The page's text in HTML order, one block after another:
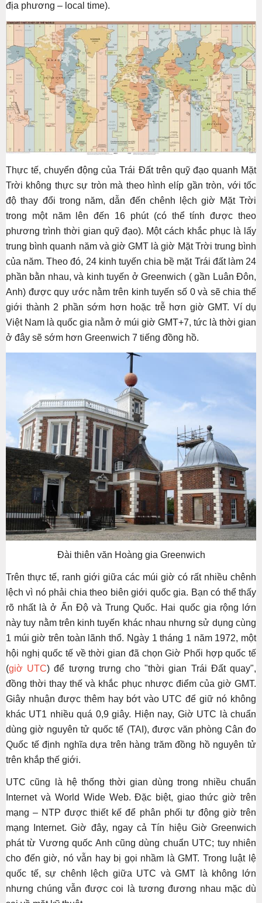
địa phương – local time).
Thực tế, chuyển động của Trái Đất trên quỹ đạo quanh Mặt
Trời không thực sự tròn mà theo hình elíp gần tròn, với tốc
độ thay đổi trong năm, dẫn đến chênh lệch giờ Mặt Trời
trong một năm lên đến 16 phút (có thể tính được theo
phương trình thời gian quỹ đạo). Một cách khắc phục là lấy
trung bình quanh năm và giờ GMT là giờ Mặt Trời trung bình
của năm. Theo đó, 24 kinh tuyến chia bề mặt Trái đất làm 24
phần bằn nhau, và kinh tuyến ở Greenwich ( gần Luân Đôn,
Anh) được quy ước nằm trên kinh tuyến số 0 và sẽ chia thế
giới thành 2 phần sớm hơn hoặc trễ hơn giờ GMT. Ví dụ
Việt Nam là quốc gia nằm ở múi giờ GMT+7, tức là thời gian
ở đây sẽ sớm hơn Greenwich 7 tiếng đồng hồ.
Đài thiên văn Hoàng gia Greenwich
Trên thực tế, ranh giới giữa các múi giờ có rất nhiều chênh
lệch vì nó phải chia theo biên giới quốc gia. Bạn có thể thấy
rõ nhất là ở Ấn Độ và Trung Quốc. Hai quốc gia rộng lớn
này tuy nằm trên kinh tuyến khác nhau nhưng sử dụng cùng
1 múi giờ trên toàn lãnh thổ. Ngày 1 tháng 1 năm 1972, một
hội nghị quốc tế về thời gian đã chọn Giờ Phối hợp quốc tế
(giờ UTC) để tượng trưng cho "thời gian Trái Đất quay",
đồng thời thay thế và khắc phục nhược điểm của giờ GMT.
Giây nhuận được thêm hay bớt vào UTC để giữ nó không
khác UT1 nhiều quá 0,9 giây. Hiện nay, Giờ UTC là chuẩn
dùng giờ nguyên tử quốc tế (TAI), được văn phòng Cân đo
Quốc tế định nghĩa dựa trên hàng trăm đồng hồ nguyên tử
trên khắp thế giới.
UTC cũng là hệ thống thời gian dùng trong nhiều chuẩn
Internet và World Wide Web. Đặc biệt, giao thức giờ trên
mạng – NTP được thiết kế để phân phối tự động giờ trên
mạng Internet. Giờ đây, ngay cả Tín hiệu Giờ Greenwich
phát từ Vương quốc Anh cũng dùng chuẩn UTC; tuy nhiên
cho đến giờ, nó vẫn hay bị gọi nhầm là GMT. Trong luật lệ
quốc tế, sự chênh lệch giữa UTC và GMT là không lớn
nhưng chúng vẫn được coi là tương đương nhau mặc dù